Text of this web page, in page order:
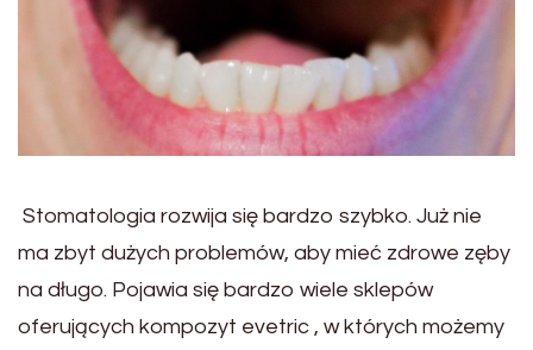
Stomatologia rozwija się bardzo szybko. Już nie
ma zbyt dużych problemów, aby mieć zdrowe zęby
na długo. Pojawia się bardzo wiele sklepów
oferujących kompozyt evetric , w których możemy